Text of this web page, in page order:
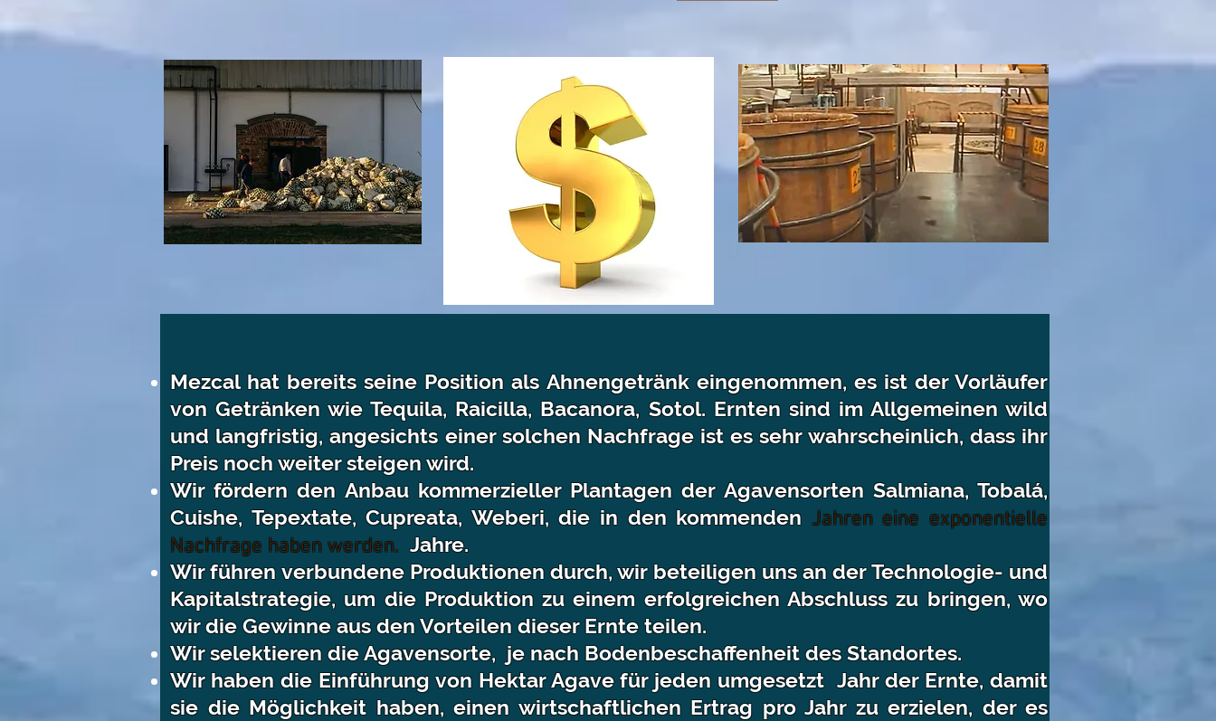
Mezcal hat bereits seine Position als Ahnengetränk eingenommen, es ist der Vorläufer
von Getränken wie Tequila, Raicilla, Bacanora, Sotol. Ernten sind im Allgemeinen wild
und langfristig, angesichts einer solchen Nachfrage ist es sehr wahrscheinlich, dass ihr
Preis noch weiter steigen wird.
Wir fördern den Anbau kommerzieller Plantagen der Agavensorten Salmiana, Tobalá,
Cuishe, Tepextate, Cupreata, Weberi, die in den kommenden Jahren eine exponentielle
Nachfrage haben werden. Jahre.
Wir führen verbundene Produktionen durch, wir beteiligen uns an der Technologie- und
Kapitalstrategie, um die Produktion zu einem erfolgreichen Abschluss zu bringen, wo
wir die Gewinne aus den Vorteilen dieser Ernte teilen.
Wir selektieren die Agavensorte, je nach Bodenbeschaffenheit des Standortes.
Wir haben die Einführung von Hektar Agave für jeden umgesetzt Jahr der Ernte, damit
sie die Möglichkeit haben, einen wirtschaftlichen Ertrag pro Jahr zu erzielen, der es